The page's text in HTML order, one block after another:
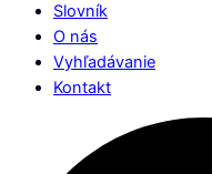
Slovník
O nás
Vyhľadávanie
Kontakt